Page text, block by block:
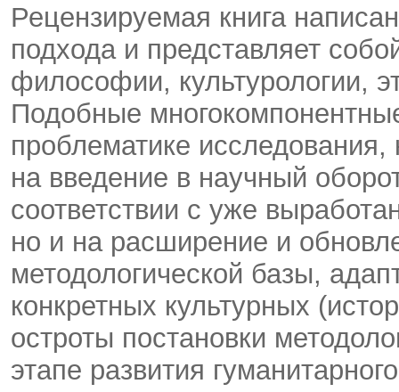
Рецензируемая книга
подхода и представляет
философии, культурологии,
Подобные
проблематике
на введение в научный
соответствии с уже
но и на расширение и
методологической базы,
конкретных культурных
остроты постановки
этапе развития